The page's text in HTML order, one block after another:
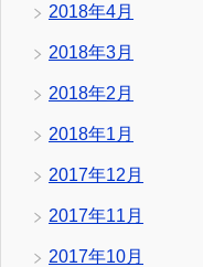
2018年4月
2018年3月
2018年2月
2018年1月
2017年12月
2017年11月
2017年10月